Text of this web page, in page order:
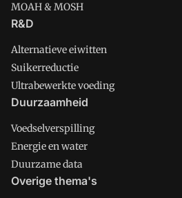
MOAH & MOSH
R&D
Alternatieve eiwitten
Suikerreductie
Ultrabewerkte voeding
Duurzaamheid
Voedselverspilling
Energie en water
Duurzame data
Overige thema's